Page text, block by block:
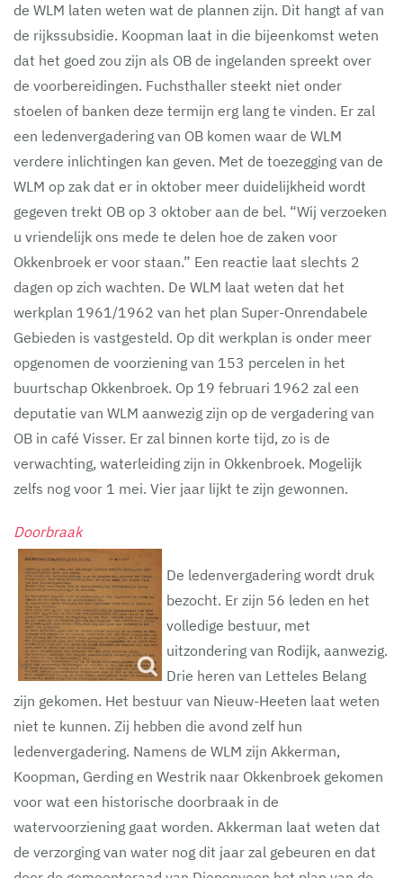
de WLM laten weten wat de plannen zijn. Dit hangt af van
de rijkssubsidie. Koopman laat in die bijeenkomst weten
dat het goed zou zijn als OB de ingelanden spreekt over
de voorbereidingen. Fuchsthaller steekt niet onder
stoelen of banken deze termijn erg lang te vinden. Er zal
een ledenvergadering van OB komen waar de WLM
verdere inlichtingen kan geven. Met de toezegging van de
WLM op zak dat er in oktober meer duidelijkheid wordt
gegeven trekt OB op 3 oktober aan de bel. “Wij verzoeken
u vriendelijk ons mede te delen hoe de zaken voor
Okkenbroek er voor staan.” Een reactie laat slechts 2
dagen op zich wachten. De WLM laat weten dat het
werkplan 1961/1962 van het plan Super-Onrendabele
Gebieden is vastgesteld. Op dit werkplan is onder meer
opgenomen de voorziening van 153 percelen in het
buurtschap Okkenbroek. Op 19 februari 1962 zal een
deputatie van WLM aanwezig zijn op de vergadering van
OB in café Visser. Er zal binnen korte tijd, zo is de
verwachting, waterleiding zijn in Okkenbroek. Mogelijk
zelfs nog voor 1 mei. Vier jaar lijkt te zijn gewonnen.
Doorbraak
De ledenvergadering wordt druk
bezocht. Er zijn 56 leden en het
volledige bestuur, met
uitzondering van Rodijk, aanwezig.
Drie heren van Letteles Belang
zijn gekomen. Het bestuur van Nieuw-Heeten laat weten
niet te kunnen. Zij hebben die avond zelf hun
ledenvergadering. Namens de WLM zijn Akkerman,
Koopman, Gerding en Westrik naar Okkenbroek gekomen
voor wat een historische doorbraak in de
watervoorziening gaat worden. Akkerman laat weten dat
de verzorging van water nog dit jaar zal gebeuren en dat